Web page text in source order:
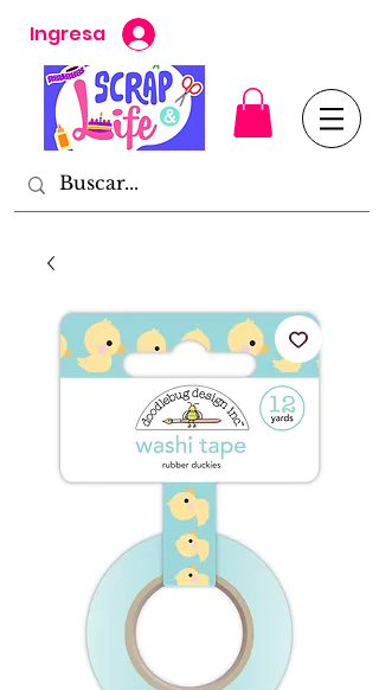
Ingresa